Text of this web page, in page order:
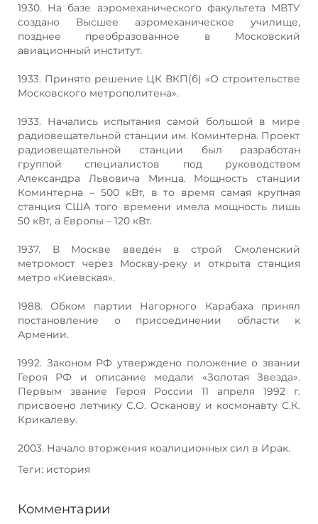
1930. На базе аэромеханического факультета МВТУ
создано Высшее аэромеханическое училище,
позднее преобразованное в Московский
авиационный институт.
1933. Принято решение ЦК ВКП(б) «О строительстве
Московского метрополитена».
1933. Начались испытания самой большой в мире
радиовещательной станции им. Коминтерна. Проект
радиовещательной станции был разработан
группой специалистов под руководством
Александра Львовича Минца. Мощность станции
Коминтерна – 500 кВт, в то время самая крупная
станция США того времени имела мощность лишь
50 кВт, а Европы – 120 кВт.
1937. В Москве введён в строй Смоленский
метромост через Москву-реку и открыта станция
метро «Киевская».
1988. Обком партии Нагорного Карабаха принял
постановление о присоединении области к
Армении.
1992. Законом РФ утверждено положение о звании
Героя РФ и описание медали «Золотая Звезда».
Первым звание Героя России 11 апреля 1992 г.
присвоено летчику С.О. Осканову и космонавту С.К.
Крикалеву.
2003. Начало вторжения коалиционных сил в Ирак.
Теги: история
Комментарии